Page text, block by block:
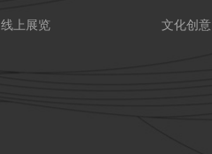
线上展览 文化创意